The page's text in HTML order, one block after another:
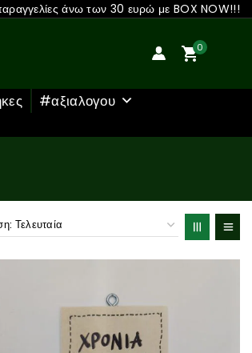
άνω των 30 ευρώ με BOX NOW!!!
0
#αξιαλογου